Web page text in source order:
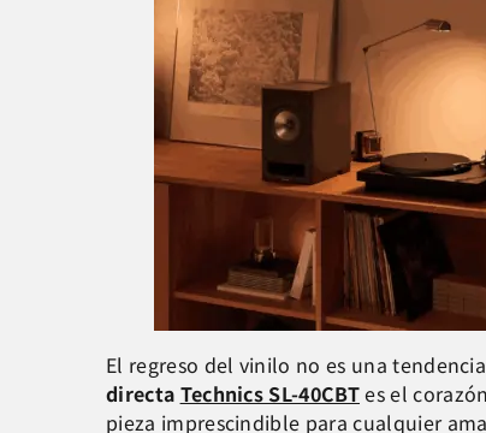
El regreso del vinilo no es una
directa Technics SL-40CBTes el
pieza imprescindible para cualquier